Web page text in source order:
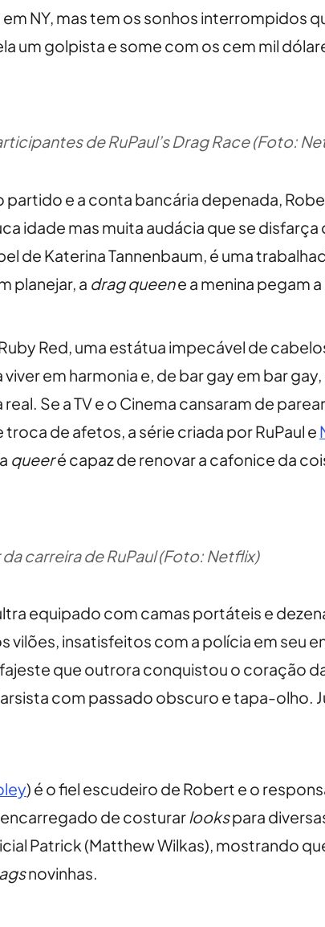
NY, mas tem os sonhos interrompidos
um golpista e some com os cem mil
de RuPaul’s Drag Race (Foto:
e a conta bancária depenada,
idade mas muita audácia que se
de Katerina Tannenbaum, é uma
planejar, a drag queene a menina pegam
Red, uma estátua impecável de
em harmonia e, de bar gay em bar
Se a TV e o Cinema cansaram de
de afetos, a série criada por RuPaul e
queeré capaz de renovar a cafonice da
carreira de RuPaul (Foto: Netflix)
equipado com camas portáteis e
insatisfeitos com a polícia em seu
que outrora conquistou o coração
com passado obscuro e tapa-olho.
) é o fiel escudeiro de Robert e o
de costurarlookspara
Patrick (Matthew Wilkas), mostrando
novinhas.